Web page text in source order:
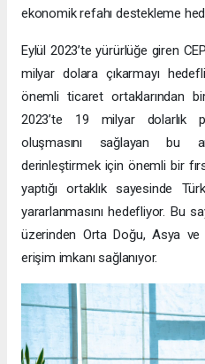
ekonomik refahı destekleme
Eylül 2023’te yürürlüğe giren
milyar dolara çıkarmayı
önemli ticaret ortaklarından
2023’te 19 milyar dolarlık
oluşmasını sağlayan bu
derinleştirmek için önemli bir
yaptığı ortaklık sayesinde
yararlanmasını hedefliyor. Bu
üzerinden Orta Doğu, Asya ve
erişim imkanı sağlanıyor.